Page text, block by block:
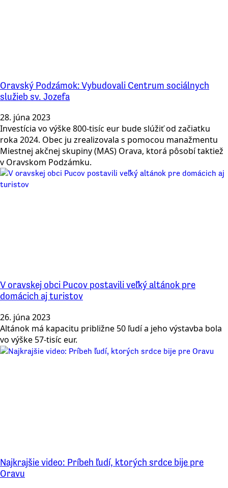
Oravský Podzámok: Vybudovali Centrum sociálnych
služieb sv. Jozefa
28. júna 2023
Investícia vo výške 800-tisíc eur bude slúžiť od začiatku
roka 2024. Obec ju zrealizovala s pomocou manažmentu
Miestnej akčnej skupiny (MAS) Orava, ktorá pôsobí taktiež
v Oravskom Podzámku.
V oravskej obci Pucov postavili veľký altánok pre
domácich aj turistov
26. júna 2023
Altánok má kapacitu približne 50 ľudí a jeho výstavba bola
vo výške 57-tisíc eur.
Najkrajšie video: Príbeh ľudí, ktorých srdce bije pre
Oravu